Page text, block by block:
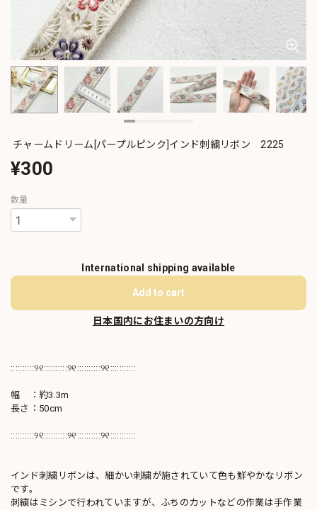
チャームドリーム[パープルピンク]インド刺繍リボン 2225
¥300
数量
International shipping available
Add to cart
日本国内にお住まいの方向け
::::::::::୨୧::::::::::୨୧::::::::::୨୧:::::::::::
幅 ：約3.3m
長さ：50cm
::::::::::୨୧::::::::::୨୧::::::::::୨୧:::::::::::
インド刺繍リボンは、細かい刺繍が施されていて色も鮮やかなリボン
です。
刺繍はミシンで行われていますが、ふちのカットなどの作業は手作業